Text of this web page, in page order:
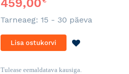
Tarneaeg: 15 - 30 päeva
Lisa ostukorvi
Tulease eemaldatava kausiga.